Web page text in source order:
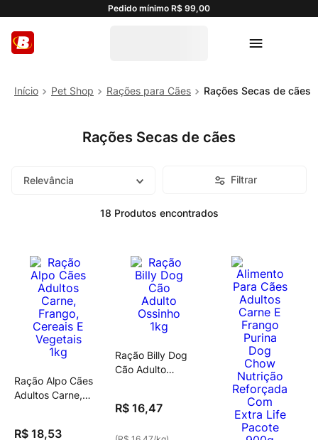
Pedido mínimo R$ 99,00
Pet Shop Rações para Cães Rações Secas de cães
Rações Secas de cães
Relevância Filtrar
18 Produtos
Ração Alpo Cães
Adultos Carne,
R$ 18,53
Ração Billy Dog
Cão Adulto
R$ 16,47